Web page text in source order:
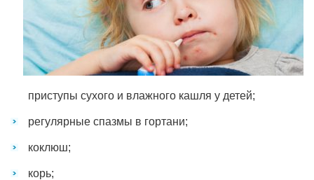
приступы сухого и влажного кашля у детей;
регулярные спазмы в гортани;
коклюш;
корь;